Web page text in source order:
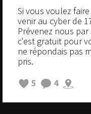
Si vous voulez
venir au cyber de
Prévenez nous
c'est gratuit pour
ne répondais pas
pris.
5
4